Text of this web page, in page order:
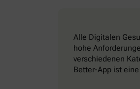
Alle Digitalen
hohe
verschiedenen
Better-App ist